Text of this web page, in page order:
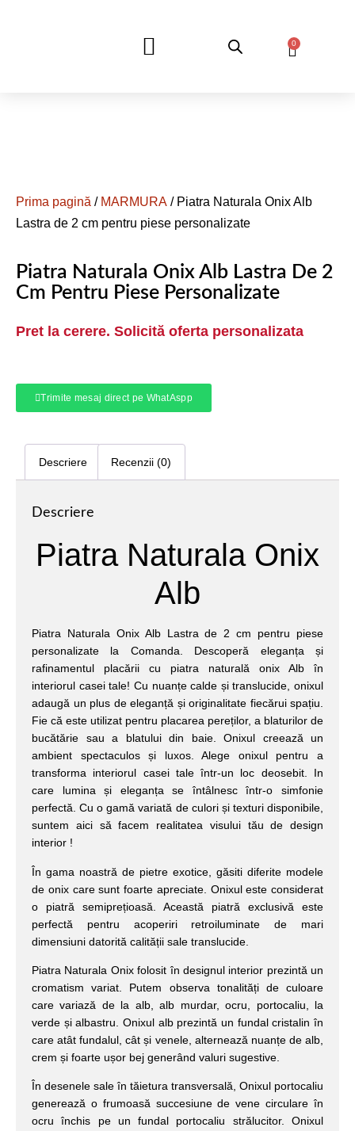
0
Prima pagină / MARMURA / Piatra Naturala Onix Alb
Lastra de 2 cm pentru piese personalizate
Piatra Naturala Onix Alb Lastra De 2
Cm Pentru Piese Personalizate
Pret la cerere. Solicită oferta personalizata
Trimite mesaj direct pe WhatAspp
Descriere Recenzii (0)
Descriere
Piatra Naturala Onix
Alb
Piatra Naturala Onix Alb Lastra de 2 cm pentru piese
personalizate la Comanda. Descoperă eleganța și
rafinamentul placării cu piatra naturală onix Alb în
interiorul casei tale! Cu nuanțe calde și translucide, onixul
adaugă un plus de eleganță și originalitate fiecărui spațiu.
Fie că este utilizat pentru placarea pereților, a blaturilor de
bucătărie sau a blatului din baie. Onixul creează un
ambient spectaculos și luxos. Alege onixul pentru a
transforma interiorul casei tale într-un loc deosebit. In
care lumina și eleganța se întâlnesc într-o simfonie
perfectă. Cu o gamă variată de culori și texturi disponibile,
suntem aici să facem realitatea visului tău de design
interior !
În gama noastră de pietre exotice, găsiti diferite modele
de onix care sunt foarte apreciate. Onixul este considerat
o piatră semiprețioasă. Această piatră exclusivă este
perfectă pentru acoperiri retroiluminate de mari
dimensiuni datorită calității sale translucide.
Piatra Naturala Onix folosit în designul interior prezintă un
cromatism variat. Putem observa tonalități de culoare
care variază de la alb, alb murdar, ocru, portocaliu, la
verde și albastru. Onixul alb prezintă un fundal cristalin în
care atât fundalul, cât și venele, alternează nuanțe de alb,
crem și foarte ușor bej generând valuri sugestive.
În desenele sale în tăietura transversală, Onixul portocaliu
generează o frumoasă succesiune de vene circulare în
ocru închis pe un fundal portocaliu strălucitor. Onixul